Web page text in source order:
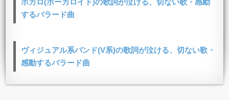
ボカロ(ボーカロイド)の歌詞が泣ける、切ない歌・感動
するバラード曲
ヴィジュアル系バンド(V系)の歌詞が泣ける、切ない歌・
感動するバラード曲